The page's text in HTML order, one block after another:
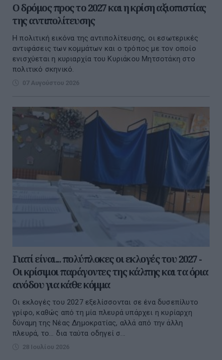
Ο δρόμος προς το 2027 και η κρίση αξιοπιστίας
της αντιπολίτευσης
Η πολιτική εικόνα της αντιπολίτευσης, οι εσωτερικές
αντιφάσεις των κομμάτων και ο τρόπος με τον οποίο
ενισχύεται η κυριαρχία του Κυριάκου Μητσοτάκη στο
πολιτικό σκηνικό.
07 Αυγούστου 2026
Γιατί είναι... πολύπλοκες οι εκλογές του 2027 -
Οι κρίσιμοι παράγοντες της κάλπης και τα όρια
ανόδου για κάθε κόμμα
Οι εκλογές του 2027 εξελίσσονται σε ένα δυσεπίλυτο
γρίφο, καθώς από τη μία πλευρά υπάρχει η κυρίαρχη
δύναμη της Νέας Δημοκρατίας, αλλά από την άλλη
πλευρά, το... δια ταύτα οδηγεί σ...
28 Ιουλίου 2026